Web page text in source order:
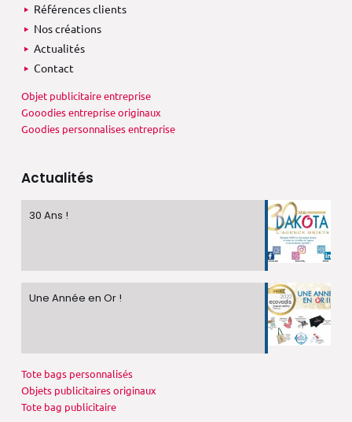
Références clients
Nos créations
Actualités
Contact
Objet publicitaire entreprise
Gooodies entreprise originaux
Goodies personnalises entreprise
Actualités
30 Ans !
Une Année en Or !
Tote bags personnalisés
Objets publicitaires originaux
Tote bag publicitaire